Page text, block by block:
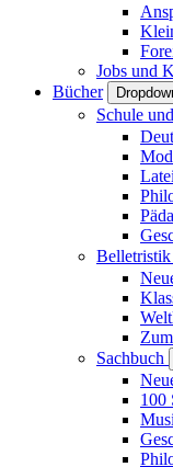
Jobs und
Bücher
Schule
Belletristik
Sachbuch
100